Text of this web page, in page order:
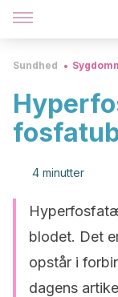
Sundhed
4 minutter
blodet. Det
opstår i
dagens